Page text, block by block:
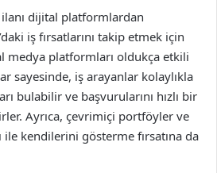
dijital platformlardan
iş fırsatlarını takip etmek için
medya platformları oldukça etkili
sayesinde, iş arayanlar kolaylıkla
bulabilir ve başvurularını hızlı bir
Ayrıca, çevrimiçi portföyler ve
ile kendilerini gösterme fırsatına da